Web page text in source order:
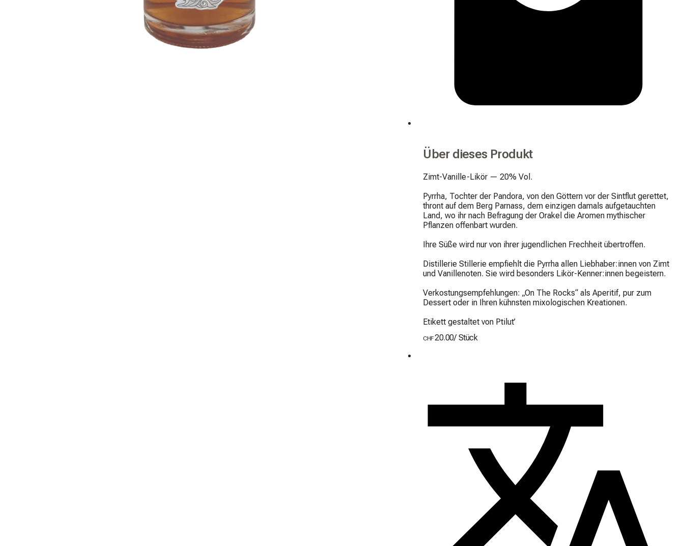
Über dieses Produkt
Zimt-Vanille-Likör — 20% Vol.
Pyrrha, Tochter der Pandora, von den Göttern vor der Sintflut gerettet,
thront auf dem Berg Parnass, dem einzigen damals aufgetauchten
Land, wo ihr nach Befragung der Orakel die Aromen mythischer
Pflanzen offenbart wurden.
Ihre Süße wird nur von ihrer jugendlichen Frechheit übertroffen.
Distillerie Stillerie empfiehlt die Pyrrha allen Liebhaber:innen von Zimt
und Vanillenoten. Sie wird besonders Likör-Kenner:innen begeistern.
Verkostungsempfehlungen: „On The Rocks“ als Aperitif, pur zum
Dessert oder in Ihren kühnsten mixologischen Kreationen.
Etikett gestaltet von Ptilut’
CHF20.00/ Stück